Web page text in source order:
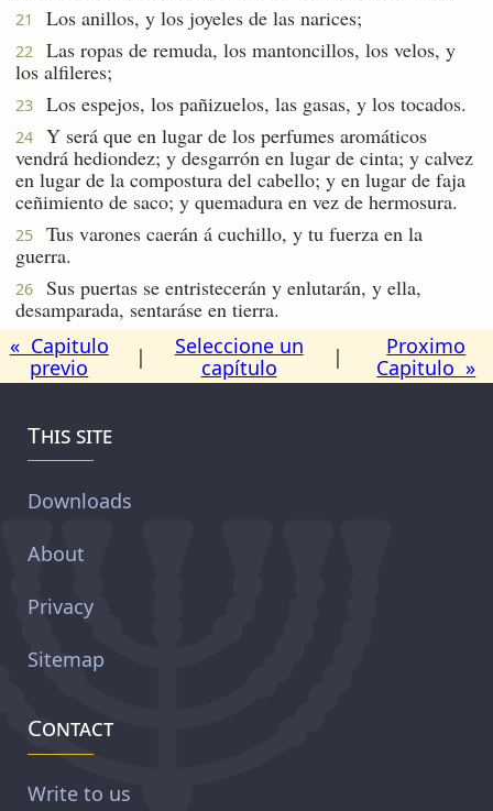
21 Los anillos, y los joyeles de las narices;
22
Las ropas de remuda, los mantoncillos, los velos, y
los alfileres;
23 Los espejos, los pañizuelos, las gasas, y los tocados.
24
Y será que en lugar de los perfumes aromáticos
vendrá hediondez; y desgarrón en lugar de cinta; y calvez
en lugar de la compostura del cabello; y en lugar de faja
ceñimiento de saco; y quemadura en vez de hermosura.
25
Tus varones caerán á cuchillo, y tu fuerza en la
guerra.
26
Sus puertas se entristecerán y enlutarán, y ella,
desamparada, sentaráse en tierra.
« Capitulo
previo
|
Seleccione un
capítulo
|
Proximo
Capitulo »
This site
Downloads
About
Privacy
Sitemap
Contact
Write to us